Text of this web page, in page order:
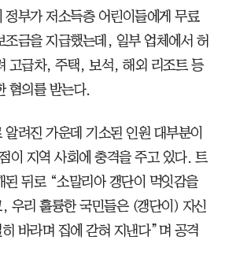
정부가 저소득층 어린이들에게 무료
조금을 지급했는데, 일부 업체에서 허
고급차, 주택, 보석, 해외 리조트 등
혐의를 받는다.
려진 가운데 기소된 인원 대부분이
이 지역 사회에 충격을 주고 있다. 트
된 뒤로 “소말리아 갱단이 먹잇감을
우리 훌륭한 국민들은 (갱단이) 자신
바라며 집에 갇혀 지낸다”며 공격